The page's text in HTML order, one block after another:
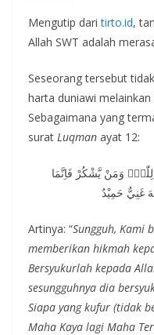
Mengutip daritirto.id,
Allah SWT adalah
Seseorang tersebut
harta duniawi
Sebagaimana yang
surat Luqman ayat 12:
لِلّٰهِۗ وَمَنْ يَّشْكُرْ فَاِنَّمَا
غَنِيٌّ حَمِيْدٌ
Artinya: “Sungguh, Kami
memberikan hikmah
Bersyukurlah kepada
sesungguhnya dia
Siapa yang kufur (tidak
Maha Kaya lagi Maha